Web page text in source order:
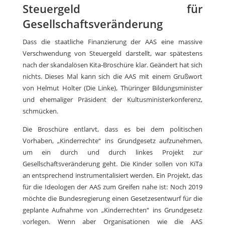
Steuergeld für
Gesellschaftsveränderung
Dass die staatliche Finanzierung der AAS eine massive
Verschwendung von Steuergeld darstellt, war spätestens
nach der skandalösen Kita-Broschüre klar. Geändert hat sich
nichts. Dieses Mal kann sich die AAS mit einem Grußwort
von Helmut Holter (Die Linke), Thüringer Bildungsminister
und ehemaliger Präsident der Kultusministerkonferenz,
schmücken.
Die Broschüre entlarvt, dass es bei dem politischen
Vorhaben, „Kinderrechte“ ins Grundgesetz aufzunehmen,
um ein durch und durch linkes Projekt zur
Gesellschaftsveränderung geht. Die Kinder sollen von KiTa
an entsprechend instrumentalisiert werden. Ein Projekt, das
für die Ideologen der AAS zum Greifen nahe ist: Noch 2019
möchte die Bundesregierung einen Gesetzesentwurf für die
geplante Aufnahme von „Kinderrechten“ ins Grundgesetz
vorlegen. Wenn aber Organisationen wie die AAS